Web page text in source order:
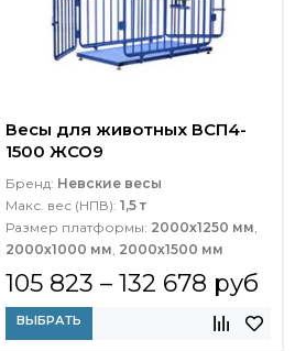
Весы для животных ВСП4-
1500 ЖСО9
Бренд: Невские весы
Макс. вес (НПВ): 1,5 т
Размер платформы: 2000x1250 мм
2000х1000 мм 2000х1500 мм
105 823 – 132 678 руб
ВЫБРАТЬ